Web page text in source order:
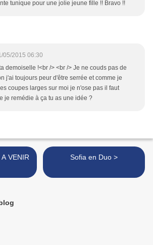
tunique pour une jolie jeune fille !! Bravo !!
05/2015 06:30
demoiselle !<br /> <br /> Je ne couds pas de
j'ai toujours peur d'être serrée et comme je
coupes larges sur moi je n'ose pas il faut
je remédie à ça tu as une idée ?
Sofia en Duo >